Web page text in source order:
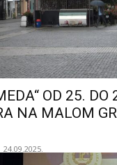
OD 25. DO
NA MALOM
24.09.2025.